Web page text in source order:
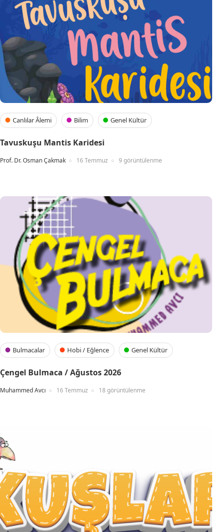
Canlılar Âlemi Bilim Genel Kültür
Tavuskuşu Mantis Karidesi
Prof. Dr. Osman Çakmak 16 Temmuz 9 görüntülenme
Bulmacalar Hobi / Eğlence Genel Kültür
Çengel Bulmaca / Ağustos 2026
Muhammed Avcı 16 Temmuz 18 görüntülenme